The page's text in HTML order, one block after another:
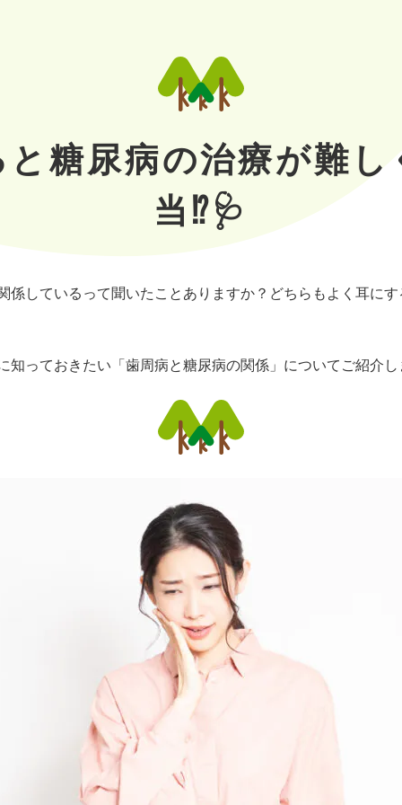
糖尿病の治療が難
当⁉️🩺
係しているって聞いたことありますか？どちらもよく耳に
知っておきたい「歯周病と糖尿病の関係」についてご紹介し